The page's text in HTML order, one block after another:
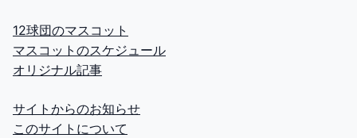
12球団のマスコット
マスコットのスケジュール
オリジナル記事
サイトからのお知らせ
このサイトについて